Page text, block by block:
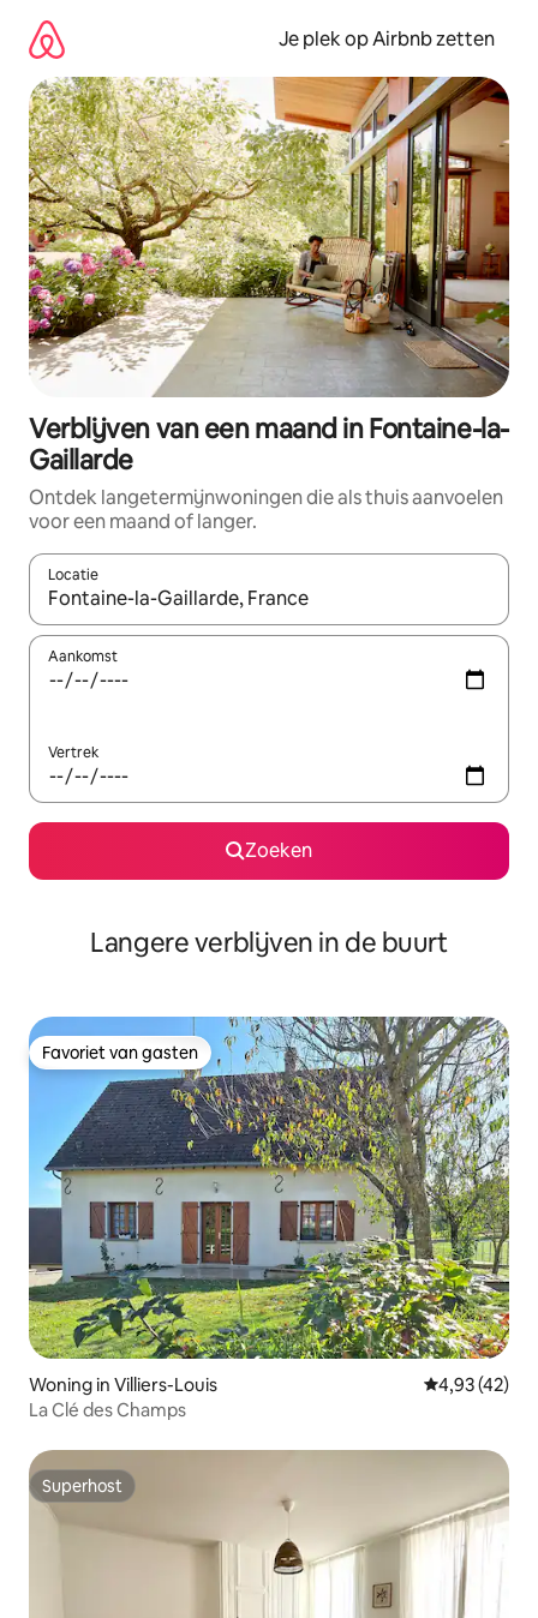
direct
naar
inhoud
Je plek op Airbnb zetten
Verblijven van een maand in Fontaine-la-
Gaillarde
Ontdek langetermijnwoningen die als thuis aanvoelen
voor een maand of langer.
Locatie
Wanneer er resultaten beschikbaar zijn, maak je een keuze
Aankomst
Vertrek
Zoeken
Langere verblijven in de buurt
Favoriet van gasten
Favoriet van gasten
Woning in Villiers-Louis Gemiddelde
4,93 (42)
La Clé des Champs
Superhost
Superhost